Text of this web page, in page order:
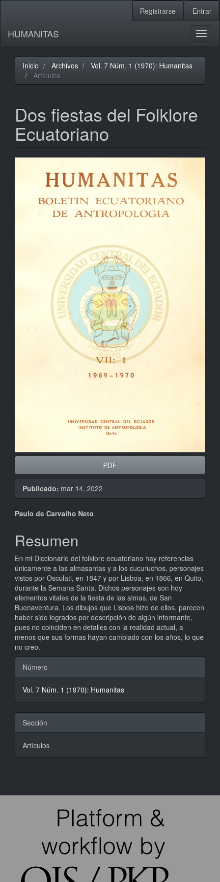
principal
Barra
lateral
Registrarse Entrar
HUMANITAS
Inicio Archivos
Vol. 7 Núm. 1 (1970): Humanitas
Artículos
Dos fiestas del Folklore
Ecuatoriano
lateral
artículo
PDF
Publicado: mar 14, 2022
Contenido
principal
del
artículo
Paulo de Carvalho Neto
Resumen
En mi Diccionario del folklore ecuatoriano hay referencias
únicamente a las almasantas y a los cucuruchos, personajes
vistos por Osculati, en 1847 y por Lisboa, en 1866, en Quito,
durante la Semana Santa. Dichos personajes son hoy
elementos vitales de la fiesta de las almas, de San
Buenaventura. Los dibujos que Lisboa hizo de ellos, parecen
haber sido logrados por descripción de algún informante,
pues no coinciden en detalles con la realidad actual, a
menos que sus formas hayan cambiado con los años, lo que
no creo.
Detalles
del
artículo
Número
Vol. 7 Núm. 1 (1970): Humanitas
Sección
Artículos